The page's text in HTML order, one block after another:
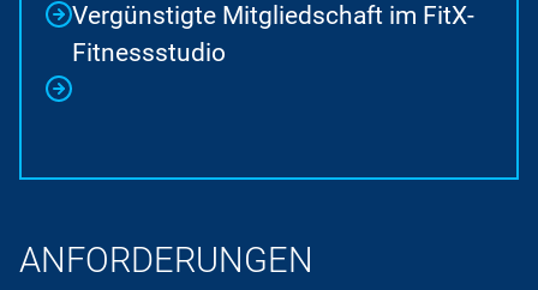
Vergünstigte Mitgliedschaft im FitX-
Fitnessstudio
ANFORDERUNGEN